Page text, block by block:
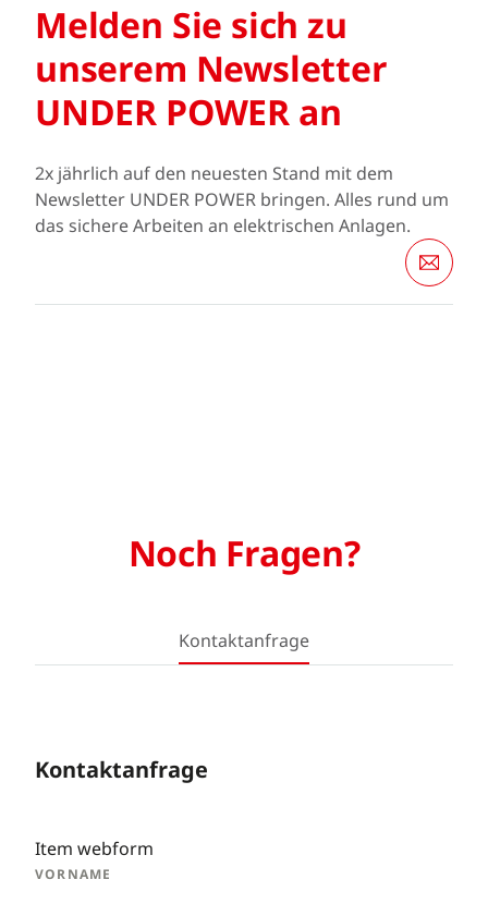
Melden Sie sich zu
unserem Newsletter
UNDER POWER an
2x jährlich auf den neuesten Stand mit dem
Newsletter UNDER POWER bringen. Alles rund um
das sichere Arbeiten an elektrischen Anlagen.
Noch Fragen?
Kontaktanfrage
Kontaktanfrage
Item webform
VORNAME